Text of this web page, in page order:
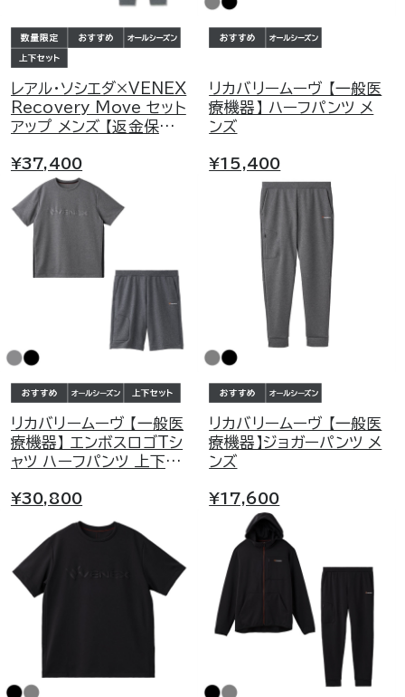
レアル・ソシエダ×VENEX
Recovery Move セット
アップ メンズ 【返金保証
¥37,400
リカバリームーヴ 【一般医
療機器】 ハーフパンツ メ
ンズ
¥15,400
リカバリームーヴ 【一般医
療機器】 エンボスロゴTシ
ャツ ハーフパンツ 上下セ
¥30,800
リカバリームーヴ 【一般医
療機器】ジョガーパンツ メ
ンズ
¥17,600